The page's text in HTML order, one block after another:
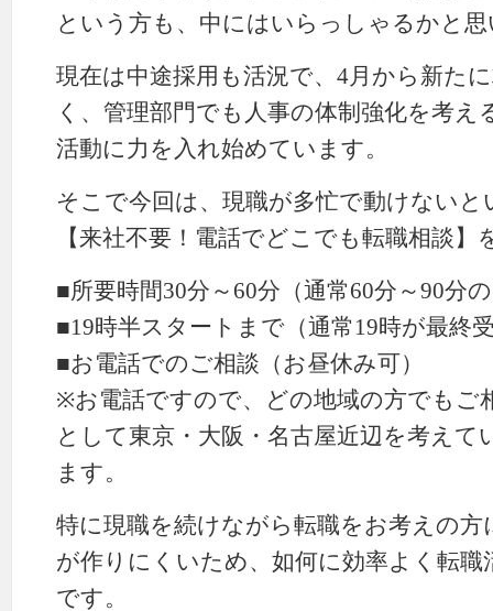
という方も、中にはいらっしゃるかと
現在は中途採用も活況で、4月から新た
く、管理部門でも人事の体制強化を考え
活動に力を入れ始めています。
そこで今回は、現職が多忙で動けないと
【来社不要！電話でどこでも転職相談】
■所要時間30分～60分（通常60分～90分
■19時半スタートまで（通常19時が最終
■お電話でのご相談（お昼休み可）
※お電話ですので、どの地域の方でもご
として東京・大阪・名古屋近辺を考え
ます。
特に現職を続けながら転職をお考えの方
が作りにくいため、如何に効率よく転
です。